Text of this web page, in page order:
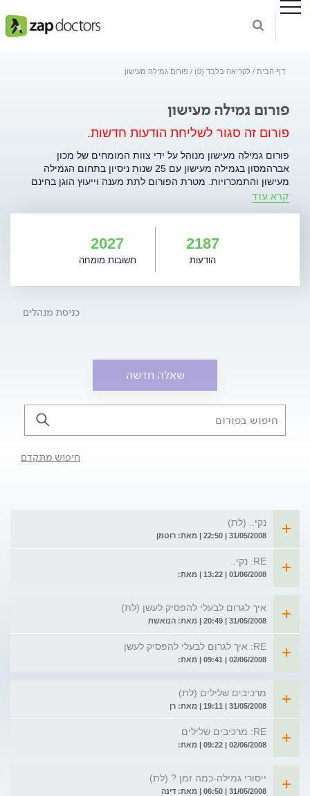
דף הבית לקריאה בלבד (0) פורום גמילה מעישון
פורום גמילה מעישון
פורום זה סגור לשליחת הודעות חדשות.
פורום גמילה מעישון מנוהל על ידי צוות המומחים של מכון
אברהמסון בגמילה מעישון עם 25 שנות ניסיון בתחום הגמילה
מעישון והתמכרויות. מטרת הפורום לתת מענה וייעוץ הוגן בחינם
לכל המעוניין להפסיק לעשן ו/או חושב על כך, ולכל אדם שנמצא
ודרכי גמילה. הפורום מחויב לתת יחס הולם ותשובות מקצועיות
לכל פונה. לכניסה לפורום - לחצו כאן.
קרא עוד
2187
הודעות
2027
תשובות מומחה
כניסת מנהלים
שאלה חדשה
חיפוש מתקדם
נקי.. (לת)
31/05/2008 | 22:50 | מאת: רוטמן
RE: נקי..
01/06/2008 | 13:22 | מאת:
איך לגרום לבעלי להפסיק לעשן (לת)
31/05/2008 | 20:49 | מאת: הנואשת
RE: איך לגרום לבעלי להפסיק לעשן
02/06/2008 | 09:41 | מאת:
מרכיבים שלילים (לת)
31/05/2008 | 19:11 | מאת: רן
RE: מרכיבים שלילים
02/06/2008 | 09:22 | מאת:
ייסורי גמילה-כמה זמן ? (לת)
31/05/2008 | 06:50 | מאת: דינה